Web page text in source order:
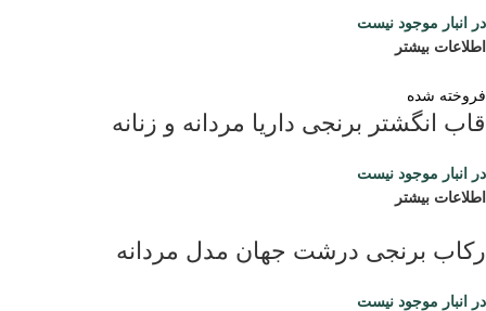
در انبار موجود نیست
اطلاعات بیشتر
فروخته شده
قاب انگشتر برنجی داریا مردانه و زنانه
در انبار موجود نیست
اطلاعات بیشتر
رکاب برنجی درشت جهان مدل مردانه
در انبار موجود نیست